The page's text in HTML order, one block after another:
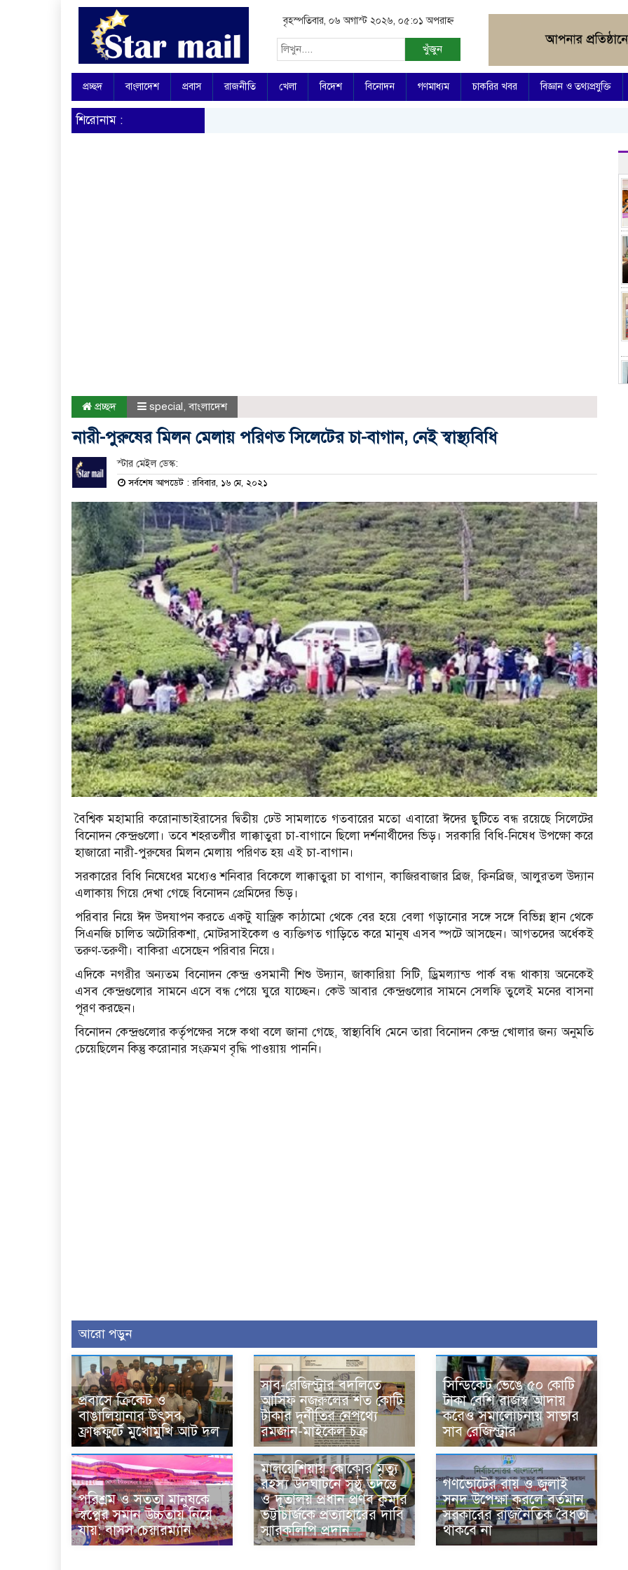
বৃহস্পতিবার, ০৬ অগাস্ট ২০২৬, ০৫:০১ অপরাহ্ন
খুঁজুন
প্রচ্ছদ বাংলাদেশ প্রবাস রাজনীতি খেলা বিদেশ বিনোদন গণমাধ্যম চাকরির খবর বিজ্ঞান ও তথ্যপ্রযুক্তি
শিরোনাম :
প্রচ্ছদ special,বাংলাদেশ
নারী-পুরুষের মিলন মেলায় পরিণত সিলেটের চা-বাগান, নেই স্বাস্থ্যবিধি
স্টার মেইল ডেস্ক:
সর্বশেষ আপডেট : রবিবার, ১৬ মে, ২০২১
বৈশ্বিক মহামারি করোনাভাইরাসের দ্বিতীয় ঢেউ সামলাতে গতবারের মতো এবারো ঈদের ছুটিতে বন্ধ রয়েছে সিলেটের
বিনোদন কেন্দ্রগুলো। তবে শহরতলীর লাক্কাতুরা চা-বাগানে ছিলো দর্শনার্থীদের ভিড়। সরকারি বিধি-নিষেধ উপক্ষো করে
হাজারো নারী-পুরুষের মিলন মেলায় পরিণত হয় এই চা-বাগান।
সরকারের বিধি নিষেধের মধ্যেও শনিবার বিকেলে লাক্কাতুরা চা বাগান, কাজিরবাজার ব্রিজ, ক্বিনব্রিজ, আলুরতল উদ্যান
এলাকায় গিয়ে দেখা গেছে বিনোদন প্রেমিদের ভিড়।
পরিবার নিয়ে ঈদ উদযাপন করতে একটু যান্ত্রিক কাঠামো থেকে বের হয়ে বেলা গড়ানোর সঙ্গে সঙ্গে বিভিন্ন স্থান থেকে
সিএনজি চালিত অটোরিকশা, মোটরসাইকেল ও ব্যক্তিগত গাড়িতে করে মানুষ এসব স্পটে আসছেন। আগতদের অর্ধেকই
তরুণ-তরুণী। বাকিরা এসেছেন পরিবার নিয়ে।
এদিকে নগরীর অন্যতম বিনোদন কেন্দ্র ওসমানী শিশু উদ্যান, জাকারিয়া সিটি, ড্রিমল্যান্ড পার্ক বন্ধ থাকায় অনেকেই
এসব কেন্দ্রগুলোর সামনে এসে বন্ধ পেয়ে ঘুরে যাচ্ছেন। কেউ আবার কেন্দ্রগুলোর সামনে সেলফি তুলেই মনের বাসনা
পূরণ করছেন।
বিনোদন কেন্দ্রগুলোর কর্তৃপক্ষের সঙ্গে কথা বলে জানা গেছে, স্বাস্থ্যবিধি মেনে তারা বিনোদন কেন্দ্র খোলার জন্য অনুমতি
চেয়েছিলেন কিন্তু করোনার সংক্রমণ বৃদ্ধি পাওয়ায় পাননি।
আরো পড়ুন
প্রবাসে ক্রিকেট ও
বাঙালিয়ানার উৎসব,
ফ্রাঙ্কফুর্টে মুখোমুখি আট দল
সাব-রেজিস্ট্রার বদলিতে
আসিফ নজরুলের শত কোটি
টাকার দুর্নীতির নেপথ্যে
রমজান-মাইকেল চক্র
সিন্ডিকেট ভেঙে ৫০ কোটি
টাকা বেশি রাজস্ব আদায়
করেও সমালোচনায় সাভার
সাব রেজিস্ট্রার
পরিশ্রম ও সততা মানুষকে
স্বপ্নের সমান উচ্চতায় নিয়ে
যায়: বাসস চেয়ারম্যান
মালয়েশিয়ায় কোকোর মৃত্যু
রহস্য উদঘাটনে সুষ্ঠু তদন্তে
ও দূতালয় প্রধান প্রণব কুমার
ভট্টাচার্জকে প্রত্যাহারের দাবি
স্মারকলিপি প্রদান
গণভোটের রায় ও জুলাই
সনদ উপেক্ষা করলে বর্তমান
সরকারের রাজনৈতিক বৈধতা
থাকবে না